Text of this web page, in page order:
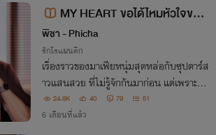
ายใจ MY HEART ขอได้ไหมหัวใจของ
คุณ | พีทxเอริส
พิชา - Phicha
รักโรแมนติก
เรื่องราวของมาเฟียหนุ่มสุดหล่อกับซุปตาร์ส
าวแสนสวย ที่ไม่รู้จักกันมาก่อน แต่เพราะ O
NS คืนนั้น ทำให้มีเหตุการณ์ที่ทั้งคู่ ต้องมาเ
กี่ยวพันกันโดยบังเอิญ ‘ฉันจำคุณไม่ได้ค่ะ’ ‘ไ
24.8K 40 79 51
6 เดือนที่แล้ว